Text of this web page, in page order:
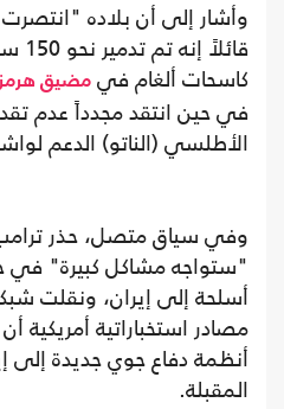
وأشار إلى أن بلاده "انتصرت
كاسحات ألغام في مضيق هرمز
في حين انتقد مجدداً عدم
الأطلسي (الناتو) الدعم
وفي سياق متصل، حذر
"ستواجه مشاكل كبيرة"
أسلحة إلى إيران، ونقلت
مصادر استخباراتية أمريكية
أنظمة دفاع جوي جديدة إلى
المقبلة.